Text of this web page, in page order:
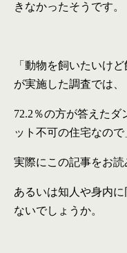
きなかったそうです。
「動物を飼いたいけ
が実施した調査では、
72.2 ％の方が答えたダ
ット不可の住宅なので
実際にこの記事をお読
あるいは知人や身内
ないでしょうか。